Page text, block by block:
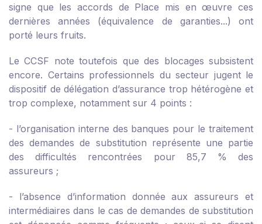
signe que les accords de Place mis en œuvre ces
dernières années (équivalence de garanties...) ont
porté leurs fruits.
Le CCSF note toutefois que des blocages subsistent
encore. Certains professionnels du secteur jugent le
dispositif de délégation d’assurance trop hétérogène et
trop complexe, notamment sur 4 points :
- l’organisation interne des banques pour le traitement
des demandes de substitution représente une partie
des difficultés rencontrées pour 85,7 % des
assureurs ;
- l’absence d’information donnée aux assureurs et
intermédiaires dans le cas de demandes de substitution